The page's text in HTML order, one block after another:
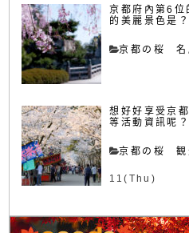
京都府內第6位
的美麗景色是？
京都の桜 名
想好好享受京
等活動資訊呢？
京都の桜 観
11(Thu)